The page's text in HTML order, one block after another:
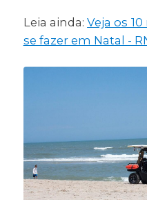
Leia ainda:Veja os
se fazer em Natal -